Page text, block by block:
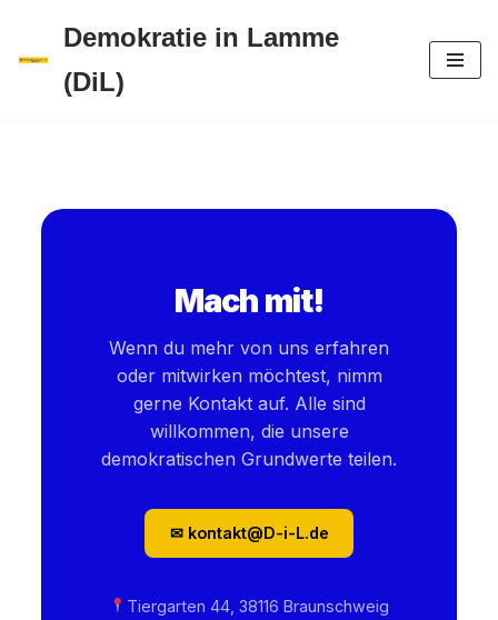
Zum
Demokratie in Lamme
(DiL)
Mach mit!
Wenn du mehr von uns erfahren
oder mitwirken möchtest, nimm
gerne Kontakt auf. Alle sind
willkommen, die unsere
demokratischen Grundwerte teilen.
✉ kontakt@D-i-L.de
Tiergarten 44, 38116 Braunschweig